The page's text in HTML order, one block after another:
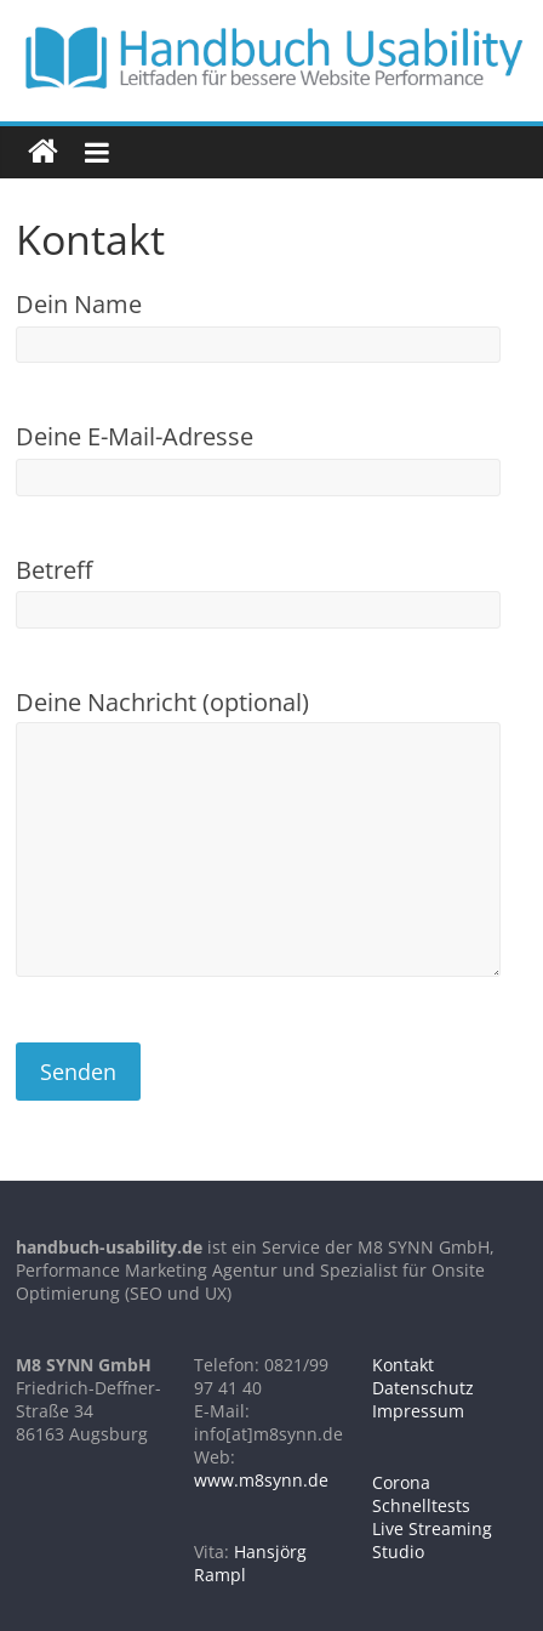
Inhalt
springen
Handbuch
Usability
Leitfaden
bessere
Kontakt
Dein Name
Deine E-Mail-Adresse
Betreff
Deine Nachricht (optional)
handbuch-usability.de ist ein Service der M8 SYNN GmbH,
Performance Marketing Agentur und Spezialist für Onsite
Optimierung (SEO und UX)
M8 SYNN GmbH
Friedrich-Deffner-
Straße 34
86163 Augsburg
Telefon: 0821/99
97 41 40
E-Mail:
info[at]m8synn.de
Web:
www.m8synn.de
Vita: Hansjörg
Rampl
Kontakt
Datenschutz
Impressum
Corona
Schnelltests
Live Streaming
Studio